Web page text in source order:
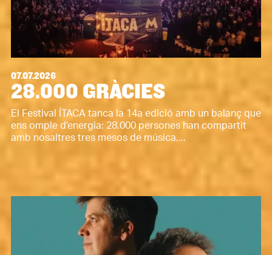
07.07.2026
28.000 GRÀCIES
El Festival ÍTACA tanca la 14a edició amb un balanç que
ens omple d'energia: 28.000 persones han compartit
amb nosaltres tres mesos de música,...